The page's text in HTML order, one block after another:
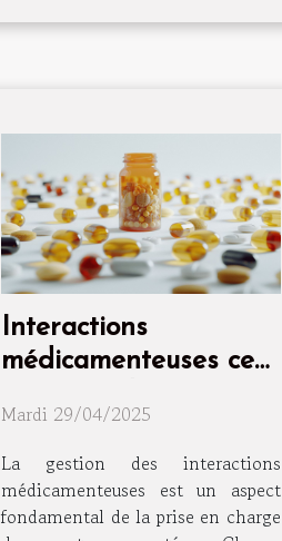
Interactions
médicamenteuses ce
pour votre bien-être
quotidien
Mardi 29/04/2025
La gestion des interactions
médicamenteuses est un aspect
fondamental de la prise en charge